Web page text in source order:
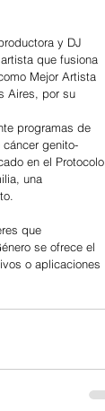
y DJ
que fusiona
Mejor Artista
Aires, por su
programas de
genito-
en el Protocolo
una
que
se ofrece el
o aplicaciones